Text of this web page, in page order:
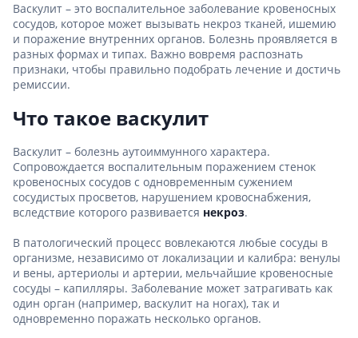
Васкулит – это воспалительное заболевание кровеносных
сосудов, которое может вызывать некроз тканей, ишемию
и поражение внутренних органов. Болезнь проявляется в
разных формах и типах. Важно вовремя распознать
признаки, чтобы правильно подобрать лечение и достичь
ремиссии.
Что такое васкулит
Васкулит – болезнь аутоиммунного характера.
Сопровождается воспалительным поражением стенок
кровеносных сосудов с одновременным сужением
сосудистых просветов, нарушением кровоснабжения,
вследствие которого развивается некроз.
В патологический процесс вовлекаются любые сосуды в
организме, независимо от локализации и калибра: венулы
и вены, артериолы и артерии, мельчайшие кровеносные
сосуды – капилляры. Заболевание может затрагивать как
один орган (например, васкулит на ногах), так и
одновременно поражать несколько органов.